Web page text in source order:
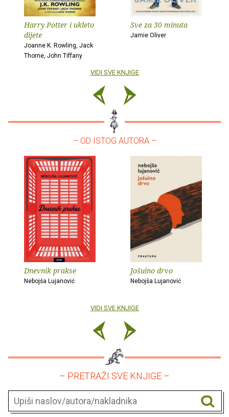
Harry Potter i ukleto
dijete
Joanne K. Rowling, Jack
Thorne, John Tiffany
Sve za 30 minuta
Jamie Oliver
VIDI SVE KNJIGE
– OD ISTOG AUTORA –
Dnevnik prakse
Nebojša Lujanović
Jošuino drvo
Nebojša Lujanović
VIDI SVE KNJIGE
– PRETRAŽI SVE KNJIGE –